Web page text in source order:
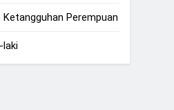
Perempuan
laki